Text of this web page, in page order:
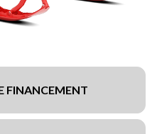
FINANCEMENT